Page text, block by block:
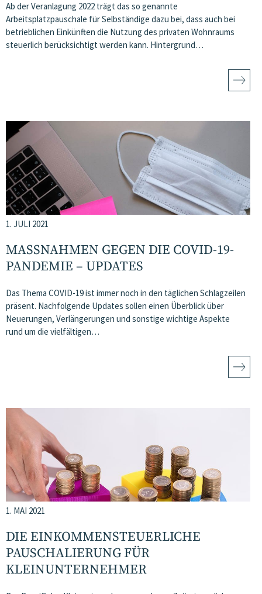
Ab der Veranlagung 2022 trägt das so genannte
Arbeitsplatzpauschale für Selbständige dazu bei, dass auch bei
betrieblichen Einkünften die Nutzung des privaten Wohnraums
steuerlich berücksichtigt werden kann. Hintergrund…
1. JULI 2021
MASSNAHMEN GEGEN DIE COVID-19-P
ANDEMIE – UPDATES
Das Thema COVID-19 ist immer noch in den täglichen Schlagzeilen
präsent. Nachfolgende Updates sollen einen Überblick über
Neuerungen, Verlängerungen und sonstige wichtige Aspekte
rund um die vielfältigen…
1. MAI 2021
DIE EINKOMMENSTEUERLICHE
PAUSCHALIERUNG FÜR
KLEINUNTERNEHMER